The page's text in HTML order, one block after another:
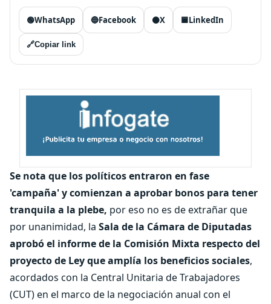
🟢WhatsApp 🔵Facebook ⚫X 🟦LinkedIn
🔗Copiar link
Se nota que los políticos entraron en fase
'campaña' y comienzan a aprobar bonos para tener
tranquila a la plebe, por eso no es de extrañar que
por unanimidad, la Sala de la Cámara de Diputadas
aprobó el informe de la Comisión Mixta respecto del
proyecto de Ley que amplía los beneficios sociales,
acordados con la Central Unitaria de Trabajadores
(CUT) en el marco de la negociación anual con el